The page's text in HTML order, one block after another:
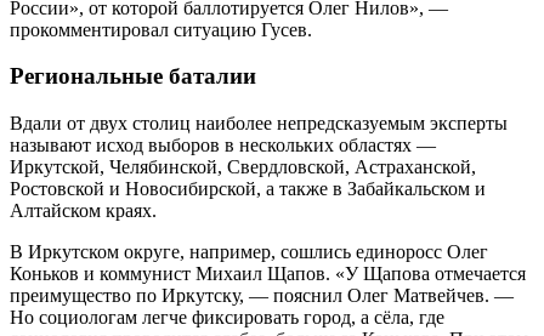
России», от которой баллотируется Олег Нилов», —
прокомментировал ситуацию Гусев.
Региональные баталии
Вдали от двух столиц наиболее непредсказуемым эксперты
называют исход выборов в нескольких областях —
Иркутской, Челябинской, Свердловской, Астраханской,
Ростовской и Новосибирской, а также в Забайкальском и
Алтайском краях.
В Иркутском округе, например, сошлись единоросс Олег
Коньков и коммунист Михаил Щапов. «У Щапова отмечается
преимущество по Иркутску, — пояснил Олег Матвейчев. —
Но социологам легче фиксировать город, а сёла, где